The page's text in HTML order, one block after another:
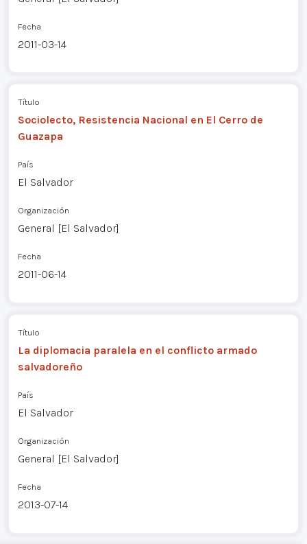
Fecha
2011-03-14
Título
Sociolecto, Resistencia Nacional en El Cerro de
Guazapa
País
El Salvador
Organización
General [El Salvador]
Fecha
2011-06-14
Título
La diplomacia paralela en el conflicto armado
salvadoreño
País
El Salvador
Organización
General [El Salvador]
Fecha
2013-07-14